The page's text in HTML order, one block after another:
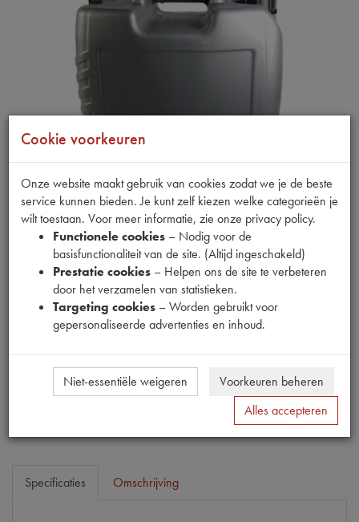
Fabrikant
MPM
Productnummer
1911035
211,17
Dit product kan op dit moment niet besteld worden
Mail ons
Specificaties Omschrijving
Cookie voorkeuren
Onze website maakt gebruik van cookies zodat we je de beste
service kunnen bieden. Je kunt zelf kiezen welke categorieën je
wilt toestaan. Voor meer informatie, zie onze privacy policy.
Functionele cookies – Nodig voor de
basisfunctionaliteit van de site. (Altijd ingeschakeld)
Prestatie cookies – Helpen ons de site te verbeteren
door het verzamelen van statistieken.
Targeting cookies – Worden gebruikt voor
gepersonaliseerde advertenties en inhoud.
Niet-essentiële weigeren
Voorkeuren beheren
Alles accepteren